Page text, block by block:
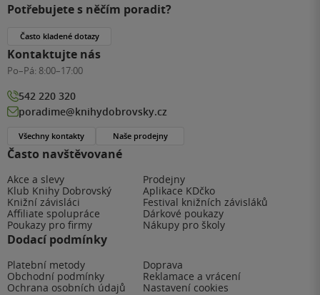
Často navštěvované
Akce a slevy
Prodejny
Klub Knihy Dobrovský
Aplikace KDčko
Knižní závisláci
Festival knižních závisláků
Affiliate spolupráce
Dárkové poukazy
Poukazy pro firmy
Nákupy pro školy
Dodací podmínky
Platební metody
Doprava
Obchodní podmínky
Reklamace a vrácení
Ochrana osobních údajů
Nastavení cookies
Potřebujete s něčím poradit?
Často kladené dotazy
Kontaktujte nás
Po–Pá: 8:00–17:00
542 220 320
poradime@knihydobrovsky.cz
Všechny kontakty Naše prodejny